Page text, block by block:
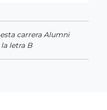
carrera Alumni
letra B